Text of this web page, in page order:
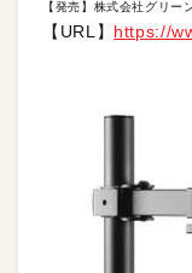
【発売】株式会社グリー
【URL】 https://